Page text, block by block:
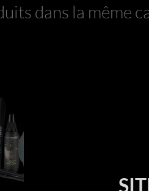
dans la même